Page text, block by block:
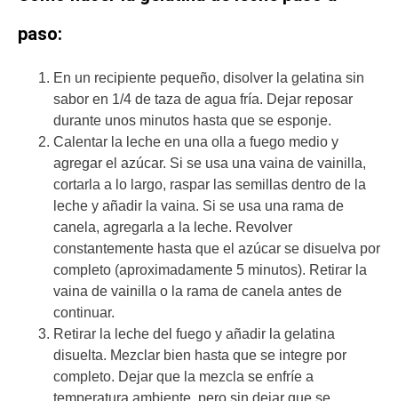
paso:
En un recipiente pequeño, disolver la gelatina sin
sabor en 1/4 de taza de agua fría. Dejar reposar
durante unos minutos hasta que se esponje.
Calentar la leche en una olla a fuego medio y
agregar el azúcar. Si se usa una vaina de vainilla,
cortarla a lo largo, raspar las semillas dentro de la
leche y añadir la vaina. Si se usa una rama de
canela, agregarla a la leche. Revolver
constantemente hasta que el azúcar se disuelva por
completo (aproximadamente 5 minutos). Retirar la
vaina de vainilla o la rama de canela antes de
continuar.
Retirar la leche del fuego y añadir la gelatina
disuelta. Mezclar bien hasta que se integre por
completo. Dejar que la mezcla se enfríe a
temperatura ambiente, pero sin dejar que se